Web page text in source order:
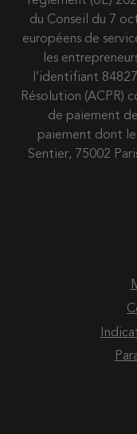
du Conseil du 7
européens de
les
l’identifiant
Résolution (ACPR)
de paiement
paiement dont le
Sentier, 75002